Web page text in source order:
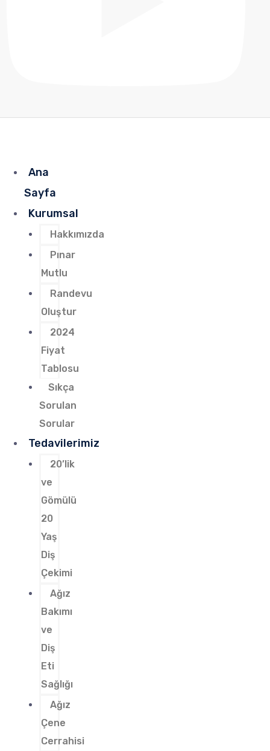
Ana
Sayfa
Kurumsal
Hakkımızda
Pınar
Mutlu
Randevu
Oluştur
2024
Fiyat
Tablosu
Sıkça
Sorulan
Sorular
Tedavilerimiz
20’lik
ve
Gömülü
20
Yaş
Diş
Çekimi
Ağız
Bakımı
ve
Diş
Eti
Sağlığı
Ağız
Çene
Cerrahisi